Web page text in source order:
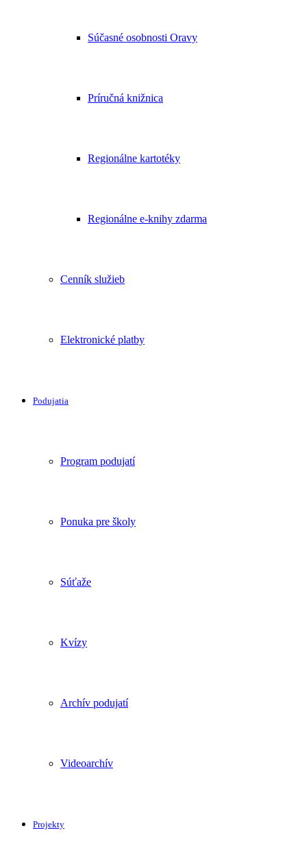
Súčasné osobnosti Oravy
Príručná knižnica
Regionálne kartotéky
Regionálne e-knihy zdarma
Cenník služieb
Elektronické platby
Podujatia
Program podujatí
Ponuka pre školy
Súťaže
Kvízy
Archív podujatí
Videoarchív
Projekty